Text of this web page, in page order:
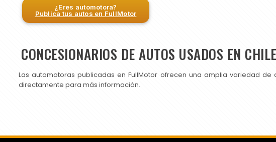
¿Eres automotora?
Publica tus autos en FullMotor
CONCESIONARIOS DE AUTOS USADOS EN CHILE
Las automotoras publicadas en FullMotor ofrecen una amplia variedad
directamente para más información.